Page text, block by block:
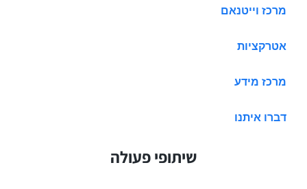
מרכז וייטנאם
אטרקציות
מרכז מידע
דברו איתנו
שיתופי פעולה